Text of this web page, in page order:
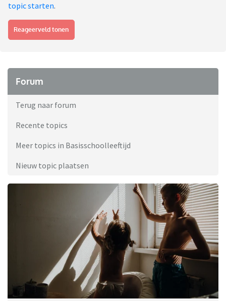
topic starten.
Reageerveld tonen
Forum
Terug naar forum
Recente topics
Meer topics in Basisschoolleeftijd
Nieuw topic plaatsen